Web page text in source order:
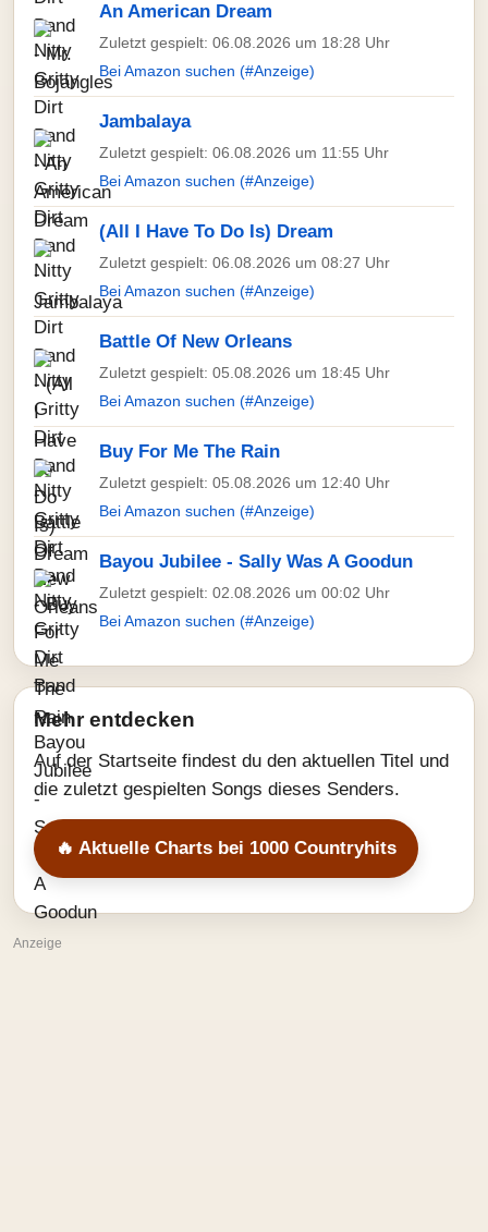
An American Dream
Zuletzt gespielt: 06.08.2026 um 18:28 Uhr
Bei Amazon suchen (#Anzeige)
Jambalaya
Zuletzt gespielt: 06.08.2026 um 11:55 Uhr
Bei Amazon suchen (#Anzeige)
(All I Have To Do Is) Dream
Zuletzt gespielt: 06.08.2026 um 08:27 Uhr
Bei Amazon suchen (#Anzeige)
Battle Of New Orleans
Zuletzt gespielt: 05.08.2026 um 18:45 Uhr
Bei Amazon suchen (#Anzeige)
Buy For Me The Rain
Zuletzt gespielt: 05.08.2026 um 12:40 Uhr
Bei Amazon suchen (#Anzeige)
Bayou Jubilee - Sally Was A Goodun
Zuletzt gespielt: 02.08.2026 um 00:02 Uhr
Bei Amazon suchen (#Anzeige)
Mehr entdecken
Auf der Startseite findest du den aktuellen Titel und
die zuletzt gespielten Songs dieses Senders.
🔥 Aktuelle Charts bei 1000 Countryhits
Anzeige